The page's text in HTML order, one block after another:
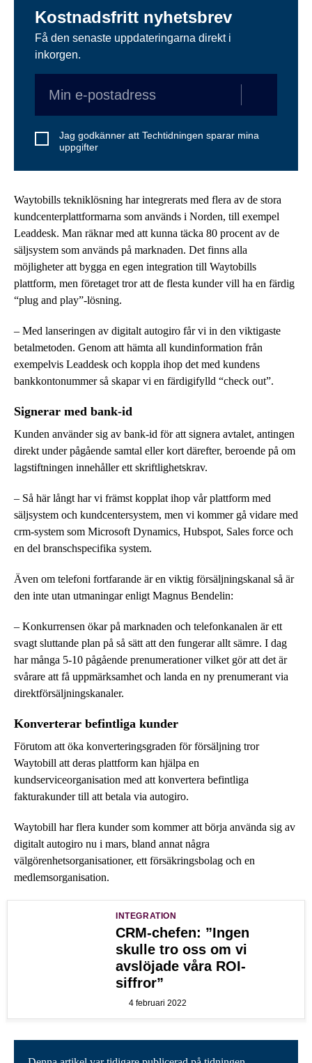
Kostnadsfritt nyhetsbrev
Få den senaste uppdateringarna direkt i
inkorgen.
Jag godkänner att Techtidningen sparar mina
uppgifter
Waytobills tekniklösning har integrerats med flera av de stora
kundcenterplattformarna som används i Norden, till exempel
Leaddesk. Man räknar med att kunna täcka 80 procent av de
säljsystem som används på marknaden. Det finns alla
möjligheter att bygga en egen integration till Waytobills
plattform, men företaget tror att de flesta kunder vill ha en färdig
“plug and play”-lösning.
– Med lanseringen av digitalt autogiro får vi in den viktigaste
betalmetoden. Genom att hämta all kundinformation från
exempelvis Leaddesk och koppla ihop det med kundens
bankkontonummer så skapar vi en färdigifylld “check out”.
Signerar med bank-id
Kunden använder sig av bank-id för att signera avtalet, antingen
direkt under pågående samtal eller kort därefter, beroende på om
lagstiftningen innehåller ett skriftlighetskrav.
– Så här långt har vi främst kopplat ihop vår plattform med
säljsystem och kundcentersystem, men vi kommer gå vidare med
crm-system som Microsoft Dynamics, Hubspot, Sales force och
en del branschspecifika system.
Även om telefoni fortfarande är en viktig försäljningskanal så är
den inte utan utmaningar enligt Magnus Bendelin:
– Konkurrensen ökar på marknaden och telefonkanalen är ett
svagt sluttande plan på så sätt att den fungerar allt sämre. I dag
har många 5-10 pågående prenumerationer vilket gör att det är
svårare att få uppmärksamhet och landa en ny prenumerant via
direktförsäljningskanaler.
Konverterar befintliga kunder
Förutom att öka konverteringsgraden för försäljning tror
Waytobill att deras plattform kan hjälpa en
kundserviceorganisation med att konvertera befintliga
fakturakunder till att betala via autogiro.
Waytobill har flera kunder som kommer att börja använda sig av
digitalt autogiro nu i mars, bland annat några
välgörenhetsorganisationer, ett försäkringsbolag och en
medlemsorganisation.
INTEGRATION
CRM-chefen: ”Ingen
skulle tro oss om vi
avslöjade våra ROI-
siffror”
4 februari 2022